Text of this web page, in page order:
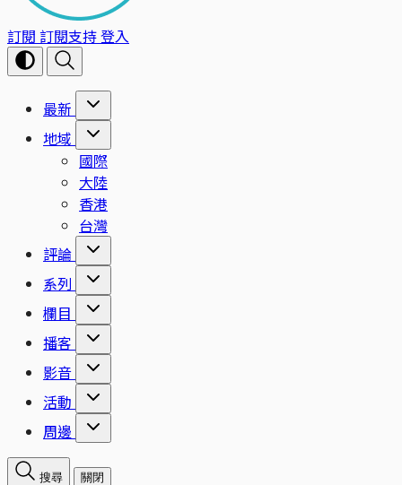
訂閱 訂閱支持登入
最新
地域
國際
大陸
香港
台灣
評論
系列
欄目
播客
影音
活動
周邊
搜尋 關閉